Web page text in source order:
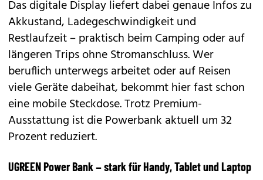
Das digitale Display liefert dabei genaue Infos zu
Akkustand, Ladegeschwindigkeit und
Restlaufzeit – praktisch beim Camping oder auf
längeren Trips ohne Stromanschluss. Wer
beruflich unterwegs arbeitet oder auf Reisen
viele Geräte dabeihat, bekommt hier fast schon
eine mobile Steckdose. Trotz Premium-
Ausstattung ist die Powerbank aktuell um 32
Prozent reduziert.
UGREEN Power Bank – stark für Handy, Tablet und Laptop